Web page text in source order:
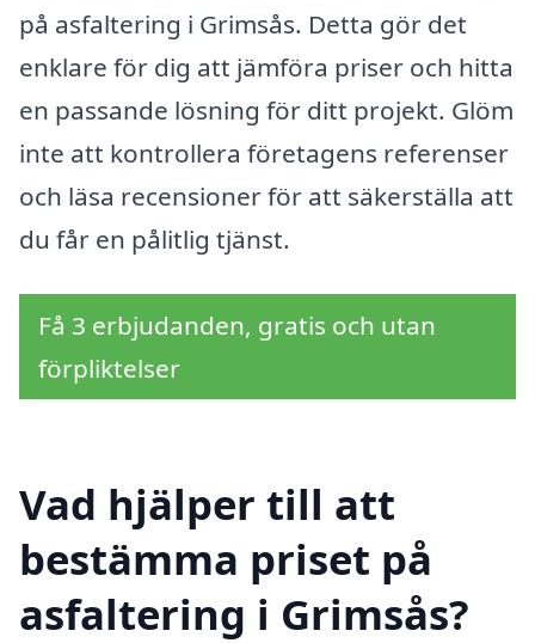
på asfaltering i Grimsås. Detta gör det
enklare för dig att jämföra priser och hitta
en passande lösning för ditt projekt. Glöm
inte att kontrollera företagens referenser
och läsa recensioner för att säkerställa att
du får en pålitlig tjänst.
Få 3 erbjudanden, gratis och utan
förpliktelser
Vad hjälper till att
bestämma priset på
asfaltering i Grimsås?